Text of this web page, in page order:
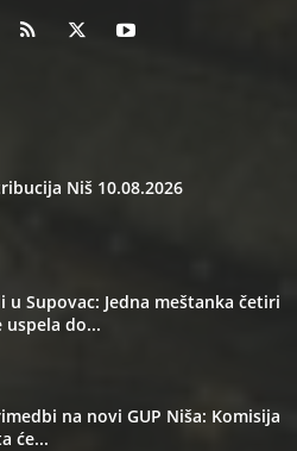
Niš 10.08.2026
u Supovac: Jedna meštanka četiri
do...
na novi GUP Niša: Komisija
će...